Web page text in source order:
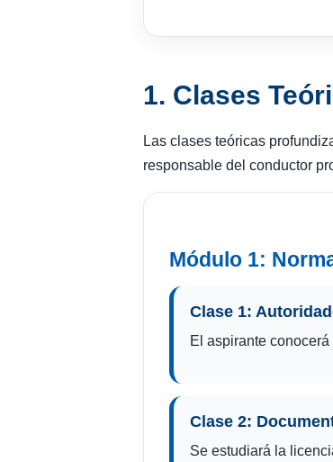
1. Clases
Las clases teóricas
responsable del conductor
Módulo 1:
Clase 1:
El aspirante
Clase 2:
Se estudiará la